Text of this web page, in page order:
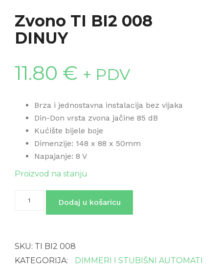
Zvono TI BI2 008
DINUY
11.80 € + PDV
Brza i jednostavna instalacija bez vijaka
Din-Don vrsta zvona jačine 85 dB
Kućište bijele boje
Dimenzije: 148 x 88 x 50mm
Napajanje: 8 V
Proizvod na stanju
Dodaj u košaricu
SKU: TI BI2 008
KATEGORIJA:
DIMMERI I STUBIŠNI AUTOMATI